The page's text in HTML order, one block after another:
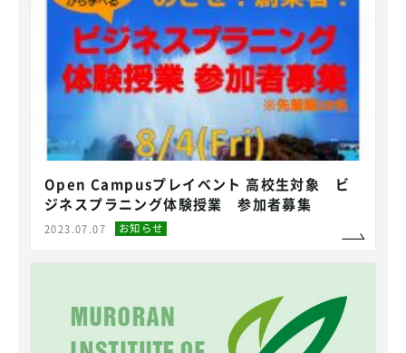
Open Campusプレイベント 高校生対象 ビ
ジネスプラニング体験授業 参加者募集
2023.07.07 お知らせ